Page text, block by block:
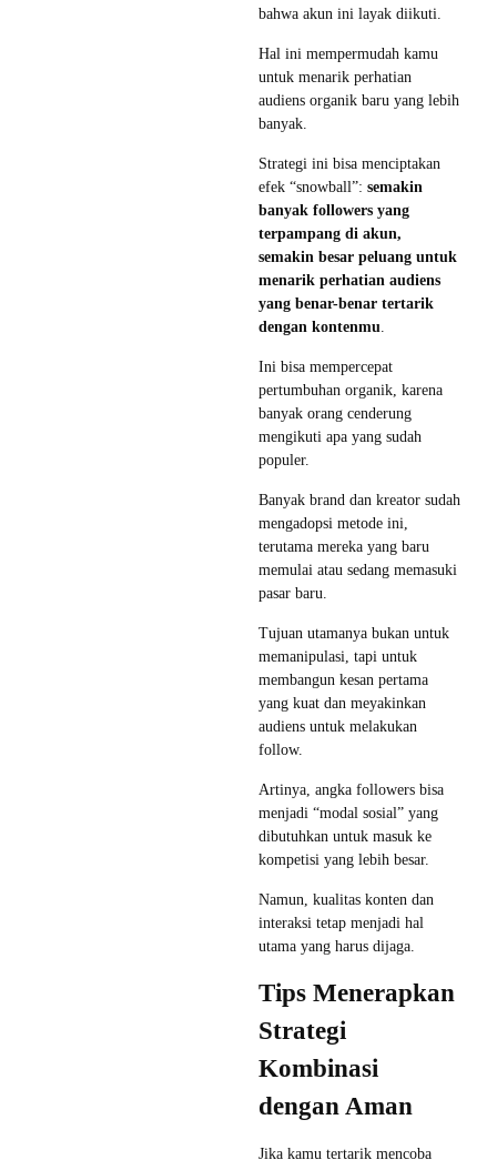
bahwa akun ini layak diikuti.
Hal ini mempermudah kamu
untuk menarik perhatian
audiens organik baru yang lebih
banyak.
Strategi ini bisa menciptakan
efek “snowball”: semakin
banyak followers yang
terpampang di akun,
semakin besar peluang untuk
menarik perhatian audiens
yang benar-benar tertarik
dengan kontenmu
Ini bisa mempercepat
pertumbuhan organik, karena
banyak orang cenderung
mengikuti apa yang sudah
populer.
Banyak brand dan kreator sudah
mengadopsi metode ini,
terutama mereka yang baru
memulai atau sedang memasuki
pasar baru.
Tujuan utamanya bukan untuk
memanipulasi, tapi untuk
membangun kesan pertama
yang kuat dan meyakinkan
audiens untuk melakukan
follow.
Artinya, angka followers bisa
menjadi “modal sosial” yang
dibutuhkan untuk masuk ke
kompetisi yang lebih besar.
Namun, kualitas konten dan
interaksi tetap menjadi hal
utama yang harus dijaga.
Tips Menerapkan
Strategi
Kombinasi
dengan Aman
Jika kamu tertarik mencoba